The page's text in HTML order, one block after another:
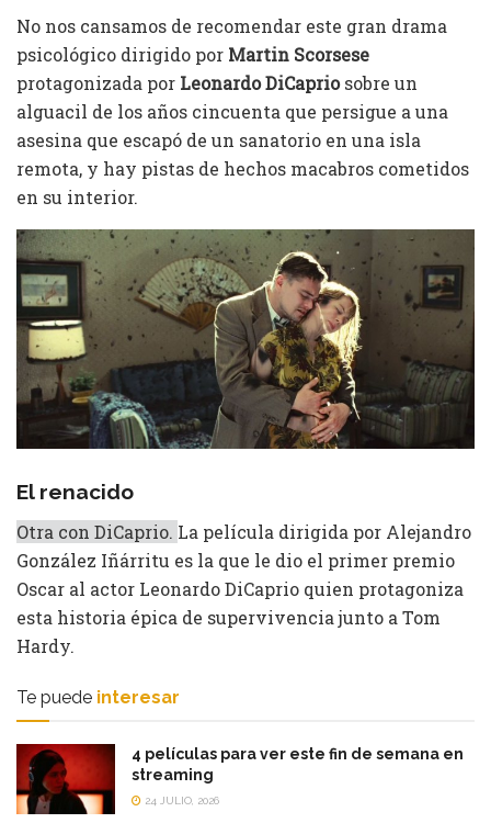
No nos cansamos de recomendar este gran drama
psicológico dirigido por Martin Scorsese
protagonizada por Leonardo DiCapriosobre un
alguacil de los años cincuenta que persigue a una
asesina que escapó de un sanatorio en una isla
remota, y hay pistas de hechos macabros cometidos
en su interior.
El renacido
Otra con DiCaprio. La película dirigida por Alejandro
González Iñárritu es la que le dio el primer premio
Oscar al actor Leonardo DiCaprio quien protagoniza
esta historia épica de supervivencia junto a Tom
Hardy.
Te puede interesar
4 películas para ver este fin de semana en
streaming
24 JULIO, 2026